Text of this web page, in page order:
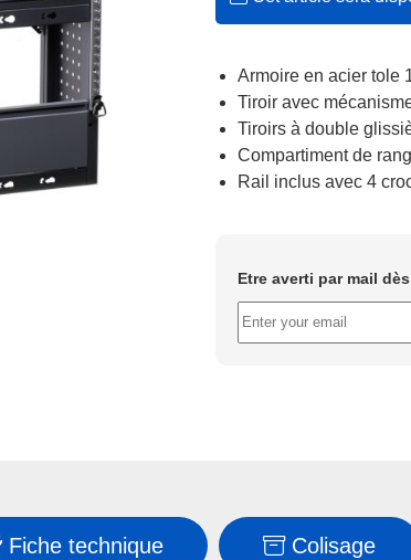
Armoire en acier tole
Tiroir avec
Tiroirs à double
Compartiment de
Rail inclus avec 4
Etre averti par mail
Fiche technique Colisage